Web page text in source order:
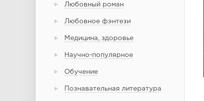
Любовный роман
Любовное фэнтези
Медицина, здоровье
Научно-популярное
Обучение
Познавательная литература